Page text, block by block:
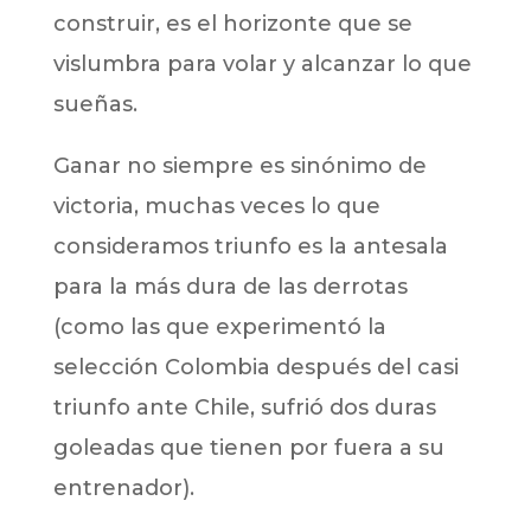
construir, es el horizonte que se
vislumbra para volar y alcanzar lo que
sueñas.
Ganar no siempre es sinónimo de
victoria, muchas veces lo que
consideramos triunfo es la antesala
para la más dura de las derrotas
(como las que experimentó la
selección Colombia después del casi
triunfo ante Chile, sufrió dos duras
goleadas que tienen por fuera a su
entrenador).